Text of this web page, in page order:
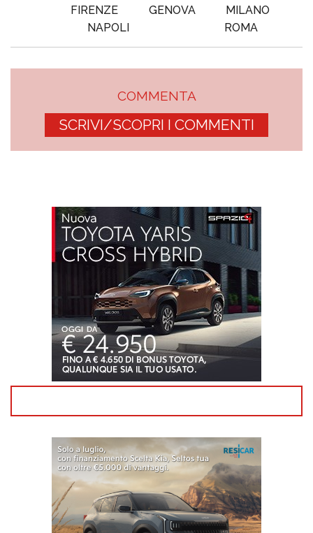
FIRENZE
GENOVA
MILANO
NAPOLI
ROMA
COMMENTA
SCRIVI/SCOPRI I COMMENTI